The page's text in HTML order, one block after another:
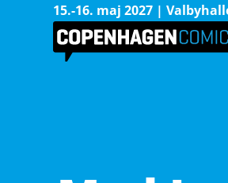
15.-16. maj 2027 |